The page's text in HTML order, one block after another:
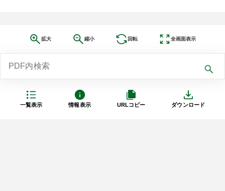
一覧表示 情報表示 URLコピー ダウンロード
拡大 縮小 回転 全画面表示